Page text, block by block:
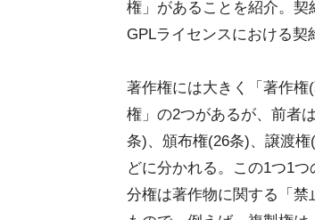
権」があることを紹介。契
GPLライセンスにおける契
著作権には大きく「著作
権」の2つがあるが、前者
条)、頒布権(26条)、譲渡
どに分かれる。この1つ1
分権は著作物に関する「禁